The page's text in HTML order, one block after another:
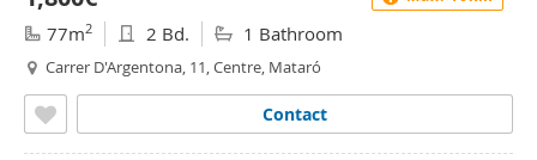
77m2 2 Bd. 1 Bathroom
Carrer D'Argentona, 11, Centre, Mataró
Contact